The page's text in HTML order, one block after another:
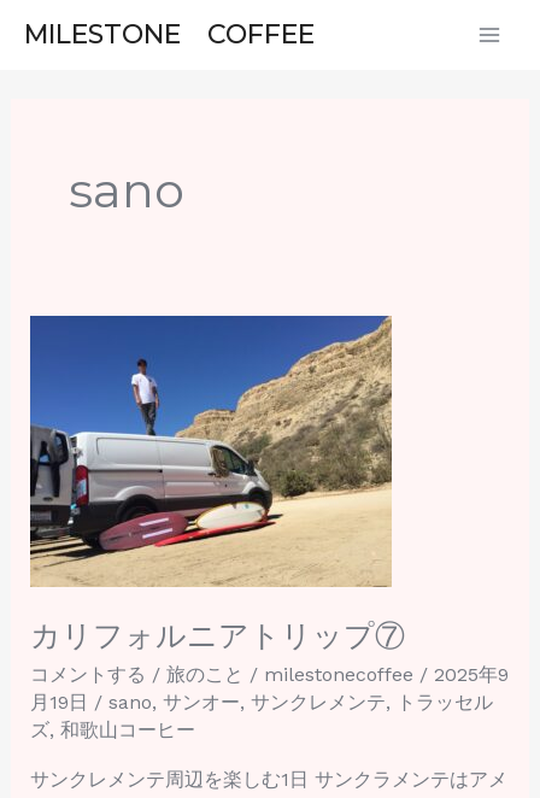
MILESTONE COFFEE
sano
カリフォルニアトリップ⑦
コメントする / 旅のこと / milestonecoffee / 2025年9
月19日 / sano, サンオー, サンクレメンテ,
トラッセル
ズ, 和歌山コーヒー
サンクレメンテ周辺を楽しむ1日 サンクラメンテはアメ
ォ
ル
ニ
ア
ト
リ
ッ
プ
⑦